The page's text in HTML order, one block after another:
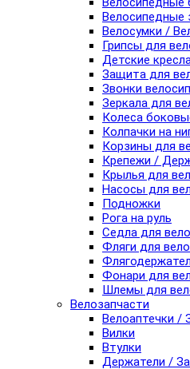
Велосипедные
Велосумки /
Грипсы для
Детские
Защита для
Звонки
Зеркала для
Колеса
Колпачки на
Корзины для
Крепежи /
Крылья для
Насосы для
Подножки
Рога на руль
Седла для
Фляги для
Фонари для
Шлемы для
Велозапчасти
Велоаптечки /
Вилки
Втулки
Держатели /